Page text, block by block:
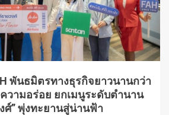
พันธมิตรทางธุรกิจยาวนานกว่า
วามอร่อย ยกเมนูระดับตำนาน
ศ์” พุ่งทะยานสู่น่านฟ้า